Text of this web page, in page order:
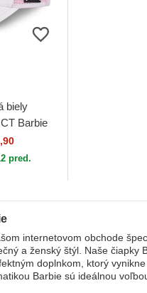
biely
Barbie
pred.
internetovom obchode
a ženský štýl. Naše čiapky
doplnkom, ktorý
Barbie sú ideálnou